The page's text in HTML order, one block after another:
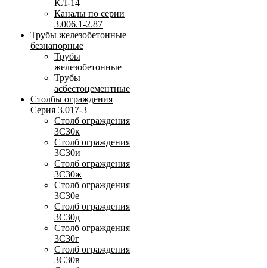
КЛ-14
Каналы по серии
3.006.1-2.87
Трубы железобетонные
безнапорные
Трубы
железобетонные
Трубы
асбестоцементные
Столбы ограждения
Серия 3.017-3
Столб ограждения
3С30к
Столб ограждения
3С30и
Столб ограждения
3С30ж
Столб ограждения
3С30е
Столб ограждения
3С30д
Столб ограждения
3С30г
Столб ограждения
3С30в